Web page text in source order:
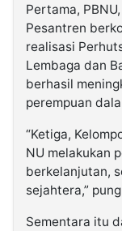
Pertama,
Pesantren
realisasi
Lembaga dan
berhasil
perempuan
“Ketiga,
NU melakukan
berkelanjutan,
sejahtera,”
Sementara itu